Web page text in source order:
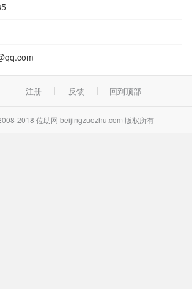
注册 反馈 回到顶部
2018 佐助网 beijingzuozhu.com 版权所有